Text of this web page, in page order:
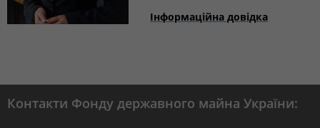
Інформаційна довідка
Контакти Фонду державного майна України: